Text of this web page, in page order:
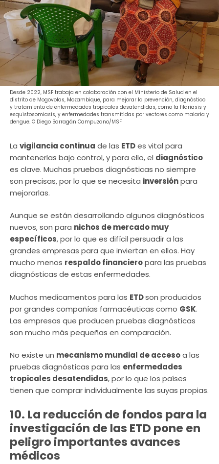
Desde 2022, MSF trabaja en colaboración con el Ministerio de Salud en el
distrito de Mogovolas, Mozambique, para mejorar la prevención, diagnóstico
y tratamiento de enfermedades tropicales desatendidas, como la filariasis y
esquistosomiasis, y enfermedades transmitidas por vectores como malaria y
dengue. © Diego Barragán Campuzano/MSF
La vigilancia continua de las ETDes vital para
mantenerlas bajo control, y para ello, el diagnóstico
es clave. Muchas pruebas diagnósticas no siempre
son precisas, por lo que se necesita inversiónpara
mejorarlas.
Aunque se están desarrollando algunos diagnósticos
nuevos, son para nichos de mercado muy
específicos, por lo que es difícil persuadir a las
grandes empresas para que inviertan en ellos. Hay
mucho menos respaldo financieropara las pruebas
diagnósticas de estas enfermedades.
Muchos medicamentos para las ETDson producidos
por grandes compañías farmacéuticas como GSK.
Las empresas que producen pruebas diagnósticas
son mucho más pequeñas en comparación.
No existe un mecanismo mundial de accesoa las
pruebas diagnósticas para las enfermedades
tropicales desatendidas, por lo que los países
tienen que comprar individualmente las suyas propias.
10. La reducción de fondos para la
investigación de las ETD pone en
peligro importantes avances
médicos